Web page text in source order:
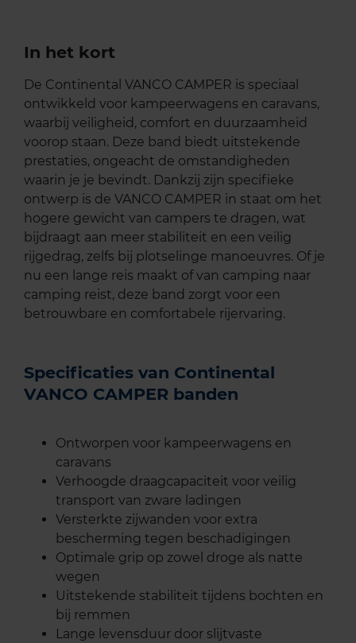
In het kort
De Continental VANCO CAMPER is speciaal
ontwikkeld voor kampeerwagens en caravans,
waarbij veiligheid, comfort en duurzaamheid
voorop staan. Deze band biedt uitstekende
prestaties, ongeacht de omstandigheden
waarin je je bevindt. Dankzij zijn specifieke
ontwerp is de VANCO CAMPER in staat om het
hogere gewicht van campers te dragen, wat
bijdraagt aan meer stabiliteit en een veilig
rijgedrag, zelfs bij plotselinge manoeuvres. Of je
nu een lange reis maakt of van camping naar
camping reist, deze band zorgt voor een
betrouwbare en comfortabele rijervaring.
Specificaties van Continental
VANCO CAMPER banden
Ontworpen voor kampeerwagens en
caravans
Verhoogde draagcapaciteit voor veilig
transport van zware ladingen
Versterkte zijwanden voor extra
bescherming tegen beschadigingen
Optimale grip op zowel droge als natte
wegen
Uitstekende stabiliteit tijdens bochten en
bij remmen
Lange levensduur door slijtvaste